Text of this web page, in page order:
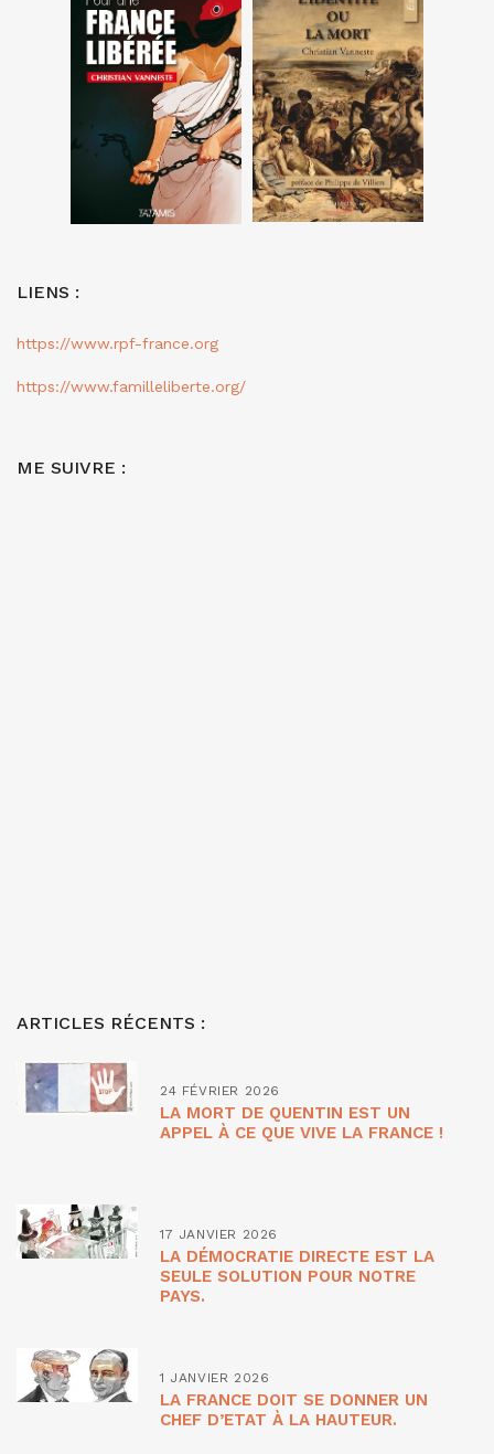
LIENS :
https://www.rpf-france.org
https://www.familleliberte.org/
ME SUIVRE :
ARTICLES RÉCENTS :
24 FÉVRIER 2026
LA MORT DE QUENTIN EST UN
APPEL À CE QUE VIVE LA FRANCE !
17 JANVIER 2026
LA DÉMOCRATIE DIRECTE EST LA
SEULE SOLUTION POUR NOTRE
PAYS.
1 JANVIER 2026
LA FRANCE DOIT SE DONNER UN
CHEF D’ETAT À LA HAUTEUR.